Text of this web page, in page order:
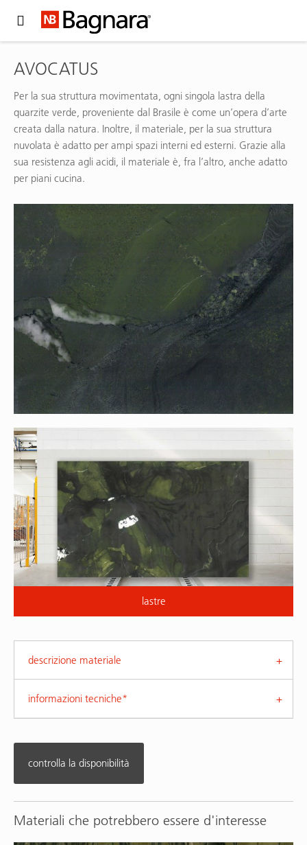
AVOCATUS
Per la sua struttura movimentata, ogni singola lastra della
quarzite verde, proveniente dal Brasile è come un’opera d’arte
creata dalla natura. Inoltre, il materiale, per la sua struttura
nuvolata è adatto per ampi spazi interni ed esterni. Grazie alla
sua resistenza agli acidi, il materiale è, fra l’altro, anche adatto
per piani cucina.
lastre
descrizione materiale
informazioni tecniche*
controlla la disponibilità
Materiali che potrebbero essere d'interesse